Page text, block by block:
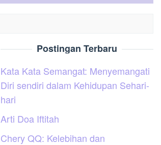
Postingan Terbaru
Kata Kata Semangat: Menyemangati
Diri sendiri dalam Kehidupan Sehari-
hari
Arti Doa Iftitah
Chery QQ: Kelebihan dan